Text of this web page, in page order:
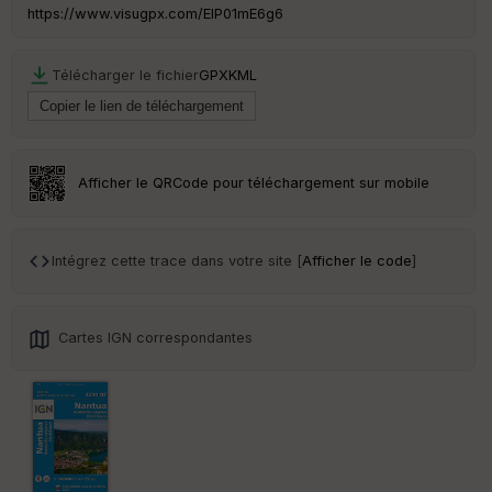
https://www.visugpx.com/EIP01mE6g6
Télécharger le fichierGPXKML
Afficher le QRCode pour téléchargement sur mobile
Intégrez cette trace dans votre site [Afficher le code]
Cartes IGN correspondantes